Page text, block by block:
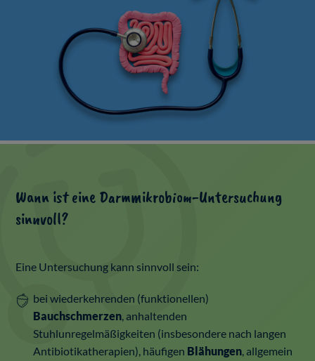
Wann ist eine Darmmikrobiom-Untersuchung
sinnvoll?
Eine Untersuchung kann sinnvoll sein:
bei wiederkehrenden (funktionellen)
Bauchschmerzen, anhaltenden
Stuhlunregelmäßigkeiten (insbesondere nach langen
Antibiotikatherapien), häufigen Blähungen, allgemein